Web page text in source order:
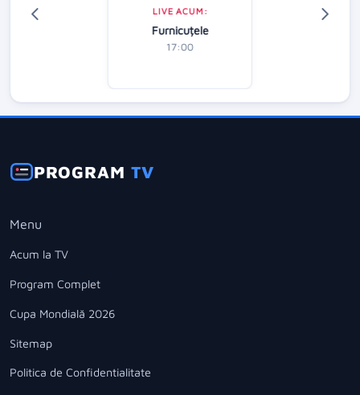
LIVE ACUM:
Furnicuțele
17:00
PROGRAMTV
Menu
Acum la TV
Program Complet
Cupa Mondială 2026
Sitemap
Politica de Confidentialitate